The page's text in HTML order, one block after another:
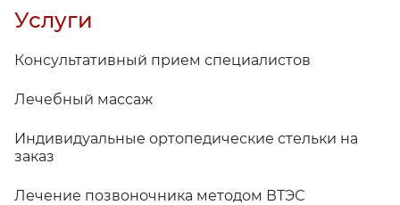
Услуги
Консультативный прием специалистов
Лечебный массаж
Индивидуальные ортопедические стельки на
заказ
Лечение позвоночника методом ВТЭС